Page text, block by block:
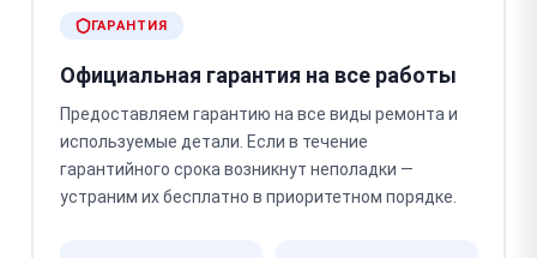
ГАРАНТИЯ
Официальная гарантия на все работы
Предоставляем гарантию на все виды ремонта и
используемые детали. Если в течение
гарантийного срока возникнут неполадки —
устраним их бесплатно в приоритетном порядке.